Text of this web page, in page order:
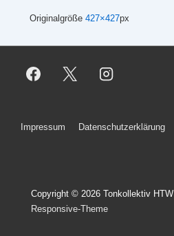
Originalgröße 427×427px
Footer-
Impressum Datenschutzerklärung
Copyright © 2026 Tonkollektiv HTW
Responsive-Theme